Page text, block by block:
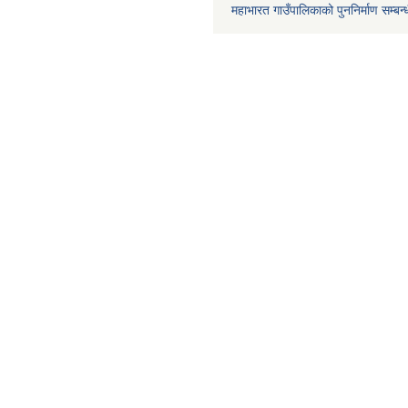
महाभारत गाउँपालिकाको पुननिर्माण